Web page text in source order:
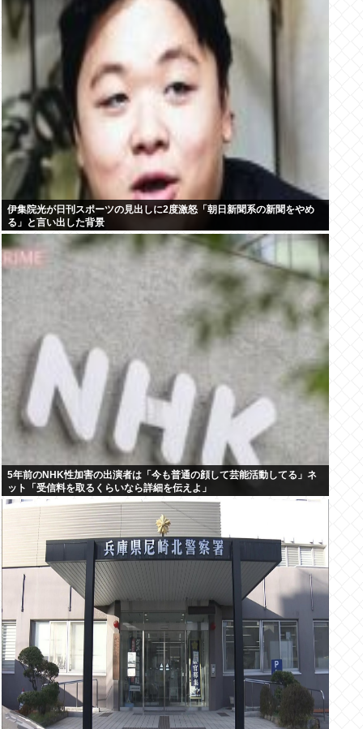
伊集院光が日刊スポーツの見出しに2度激怒「朝日新聞系の新聞をやめ
る」と言い出した背景
5年前のNHK性加害の出演者は「今も普通の顔して芸能活動してる」ネ
ット「受信料を取るくらいなら詳細を伝えよ」